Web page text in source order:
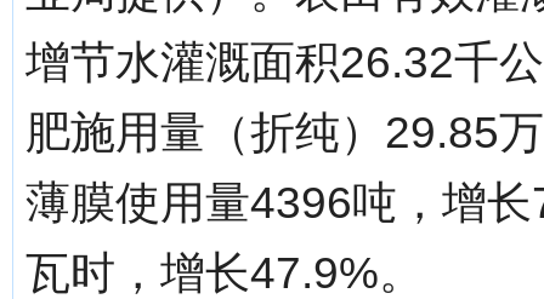
增节水灌溉面积26.32千
肥施用量（折纯）29.85
薄膜使用量4396吨，增
瓦时，增长47.9%。